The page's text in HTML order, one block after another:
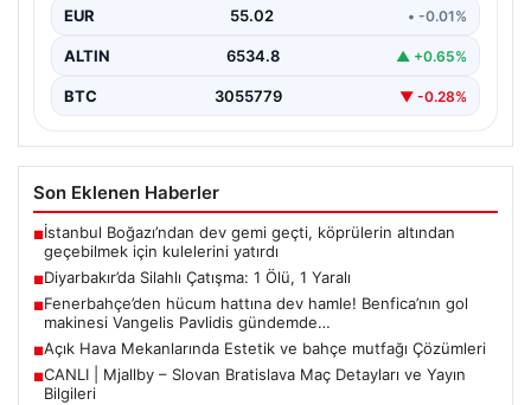
EUR 55.02 • -0.01%
ALTIN 6534.8 ▲ +0.65%
BTC 3055779 ▼ -0.28%
Son Eklenen Haberler
■İstanbul Boğazı’ndan dev gemi geçti, köprülerin altından
geçebilmek için kulelerini yatırdı
■Diyarbakır’da Silahlı Çatışma: 1 Ölü, 1 Yaralı
■Fenerbahçe’den hücum hattına dev hamle! Benfica’nın gol
makinesi Vangelis Pavlidis gündemde…
■Açık Hava Mekanlarında Estetik ve bahçe mutfağı Çözümleri
■CANLI | Mjallby – Slovan Bratislava Maç Detayları ve Yayın
Bilgileri